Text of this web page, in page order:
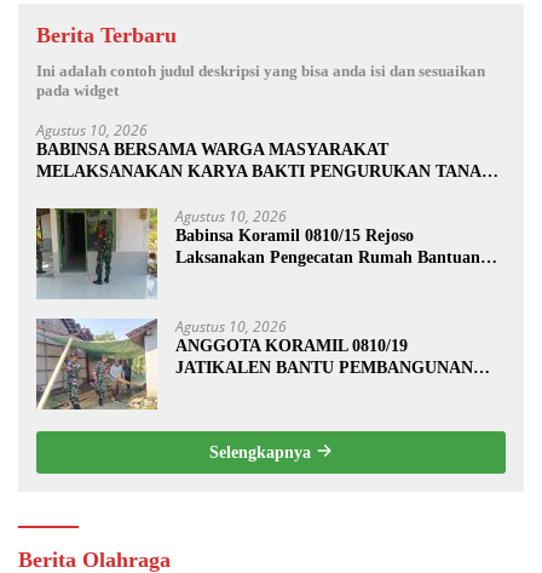
Berita Terbaru
Ini adalah contoh judul deskripsi yang bisa anda isi dan sesuaikan
pada widget
Agustus 10, 2026
BABINSA BERSAMA WARGA MASYARAKAT
MELAKSANAKAN KARYA BAKTI PENGURUKAN TANAH
Agustus 10, 2026
Babinsa Koramil 0810/15 Rejoso
Laksanakan Pengecatan Rumah Bantuan
Agustus 10, 2026
ANGGOTA KORAMIL 0810/19
JATIKALEN BANTU PEMBANGUNAN
Selengkapnya
Berita Olahraga